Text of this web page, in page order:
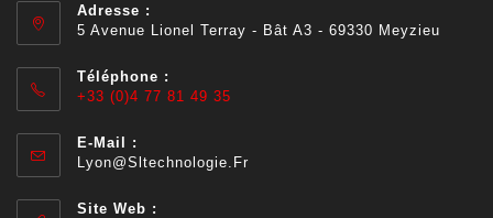
Adresse :
5 Avenue Lionel Terray - Bât A3 - 69330 Meyzieu
Téléphone :
+33 (0)4 77 81 49 35
E-Mail :
Lyon@sltechnologie.fr
Site Web :